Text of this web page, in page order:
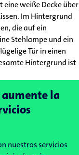
la
nuestros servicios